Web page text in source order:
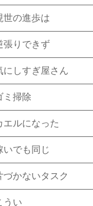
世の進歩は
張りできず
にしすぎ屋さん
ミ掃除
エルになった
いでも同じ
づかないタスク
うい